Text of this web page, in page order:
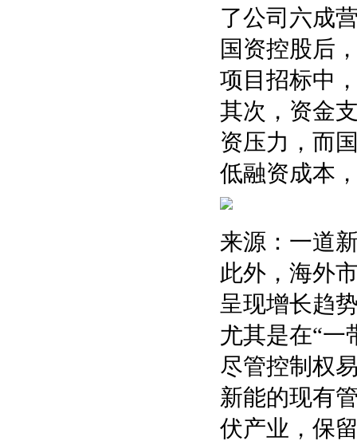
了公司六成
国资控股后
项目招标中
其次，资金
资压力，而
低融资成本
来源：一道
此外，海外
呈现增长趋
尤其是在“一
尽管控制权
新能的现有
伏产业，保